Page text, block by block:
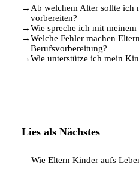
→ Ab welchem Alter sollte ich
vorbereiten?
→Wie spreche ich mit
→Welche Fehler machen
Berufsvorbereitung?
→Wie unterstütze ich mein
Lies als Nächstes
Wie Eltern Kinder aufs